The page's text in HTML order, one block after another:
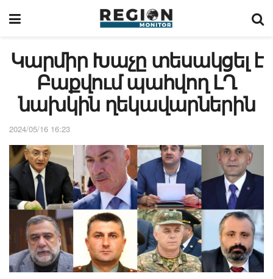
Կարմիր Խաչը տեսակցել է
Բաքվում պահվող ԼՂ
նախկին ղեկավարներին
2024/05/16 16:23